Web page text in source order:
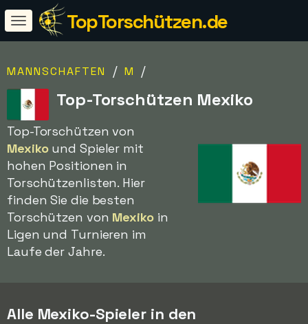
TopTorschützen.de
MANNSCHAFTEN / M /
Top-Torschützen Mexiko
Top-Torschützen von
Mexikound Spieler mit
hohen Positionen in
Torschützenlisten. Hier
finden Sie die besten
Torschützen von Mexikoin
Ligen und Turnieren im
Laufe der Jahre.
Alle Mexiko-Spieler in den